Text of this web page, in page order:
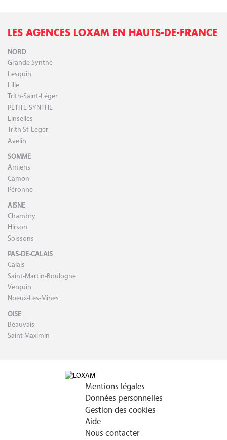
LES AGENCES LOXAM EN HAUTS-DE-FRANCE
NORD
Grande Synthe
Lesquin
Lille
Trith-Saint-Léger
PETITE-SYNTHE
Linselles
Trith St-Leger
Avelin
SOMME
Amiens
Camon
Péronne
AISNE
Chambry
Hirson
Soissons
PAS-DE-CALAIS
Calais
Saint-Martin-Boulogne
Verquin
Noeux-Les-Mines
OISE
Beauvais
Saint Maximin
Mentions légales
Données personnelles
Gestion des cookies
Aide
Nous contacter